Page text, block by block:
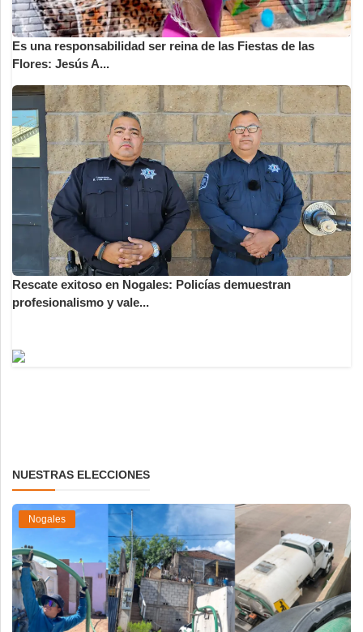
Es una responsabilidad ser reina de las Fiestas de las
Flores: Jesús A...
Rescate exitoso en Nogales: Policías demuestran
profesionalismo y vale...
NUESTRAS ELECCIONES
Nogales